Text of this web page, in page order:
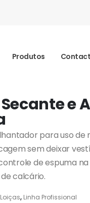
Produtos
Secante
para uso de
sem deixar
de espuma
calcário.
, Linha Profissional